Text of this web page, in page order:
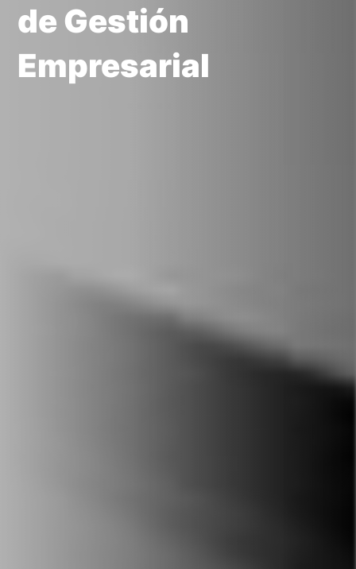
de Gestión
Empresarial